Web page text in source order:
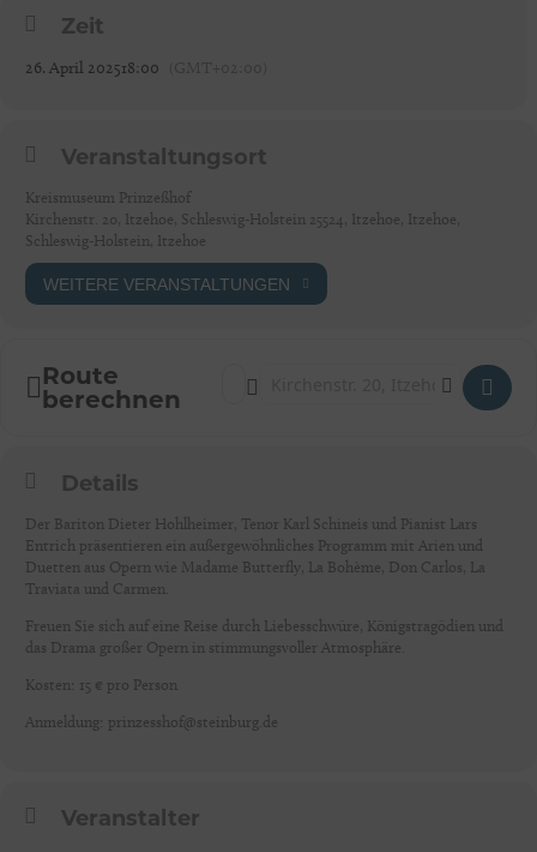
Zeit
26. April 202518:00
Veranstaltungsort
Kreismuseum Prinzeßhof
Kirchenstr. 20, Itzehoe, Schleswig-Holstein 25524, Itzehoe, Itzehoe,
Schleswig-Holstein, Itzehoe
WEITERE VERANSTALTUNGEN
Route
berechnen
Address - Itzehoe: Italienische Nacht – Ein
Destination Address - Itzehoe:
Details
Der Bariton Dieter Hohlheimer, Tenor Karl Schineis und Pianist Lars
Entrich präsentieren ein außergewöhnliches Programm mit Arien und
Duetten aus Opern wie Madame Butterfly, La Bohème, Don Carlos, La
Traviata und Carmen.
Freuen Sie sich auf eine Reise durch Liebesschwüre, Königstragödien und
das Drama großer Opern in stimmungsvoller Atmosphäre.
Kosten: 15 € pro Person
Anmeldung: prinzesshof@steinburg.de
Veranstalter